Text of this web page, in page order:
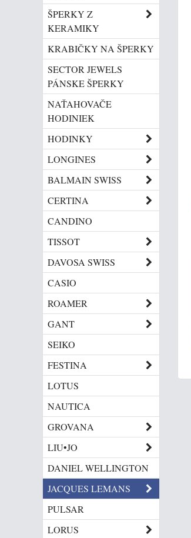
ŠPERKY Z
KERAMIKY
KRABIČKY NA ŠPERKY
SECTOR JEWELS
PÁNSKE ŠPERKY
NAŤAHOVAČE
HODINIEK
HODINKY
LONGINES
BALMAIN SWISS
CERTINA
CANDINO
TISSOT
DAVOSA SWISS
CASIO
ROAMER
GANT
SEIKO
FESTINA
LOTUS
NAUTICA
GROVANA
LIU•JO
DANIEL WELLINGTON
JACQUES LEMANS
PULSAR
LORUS